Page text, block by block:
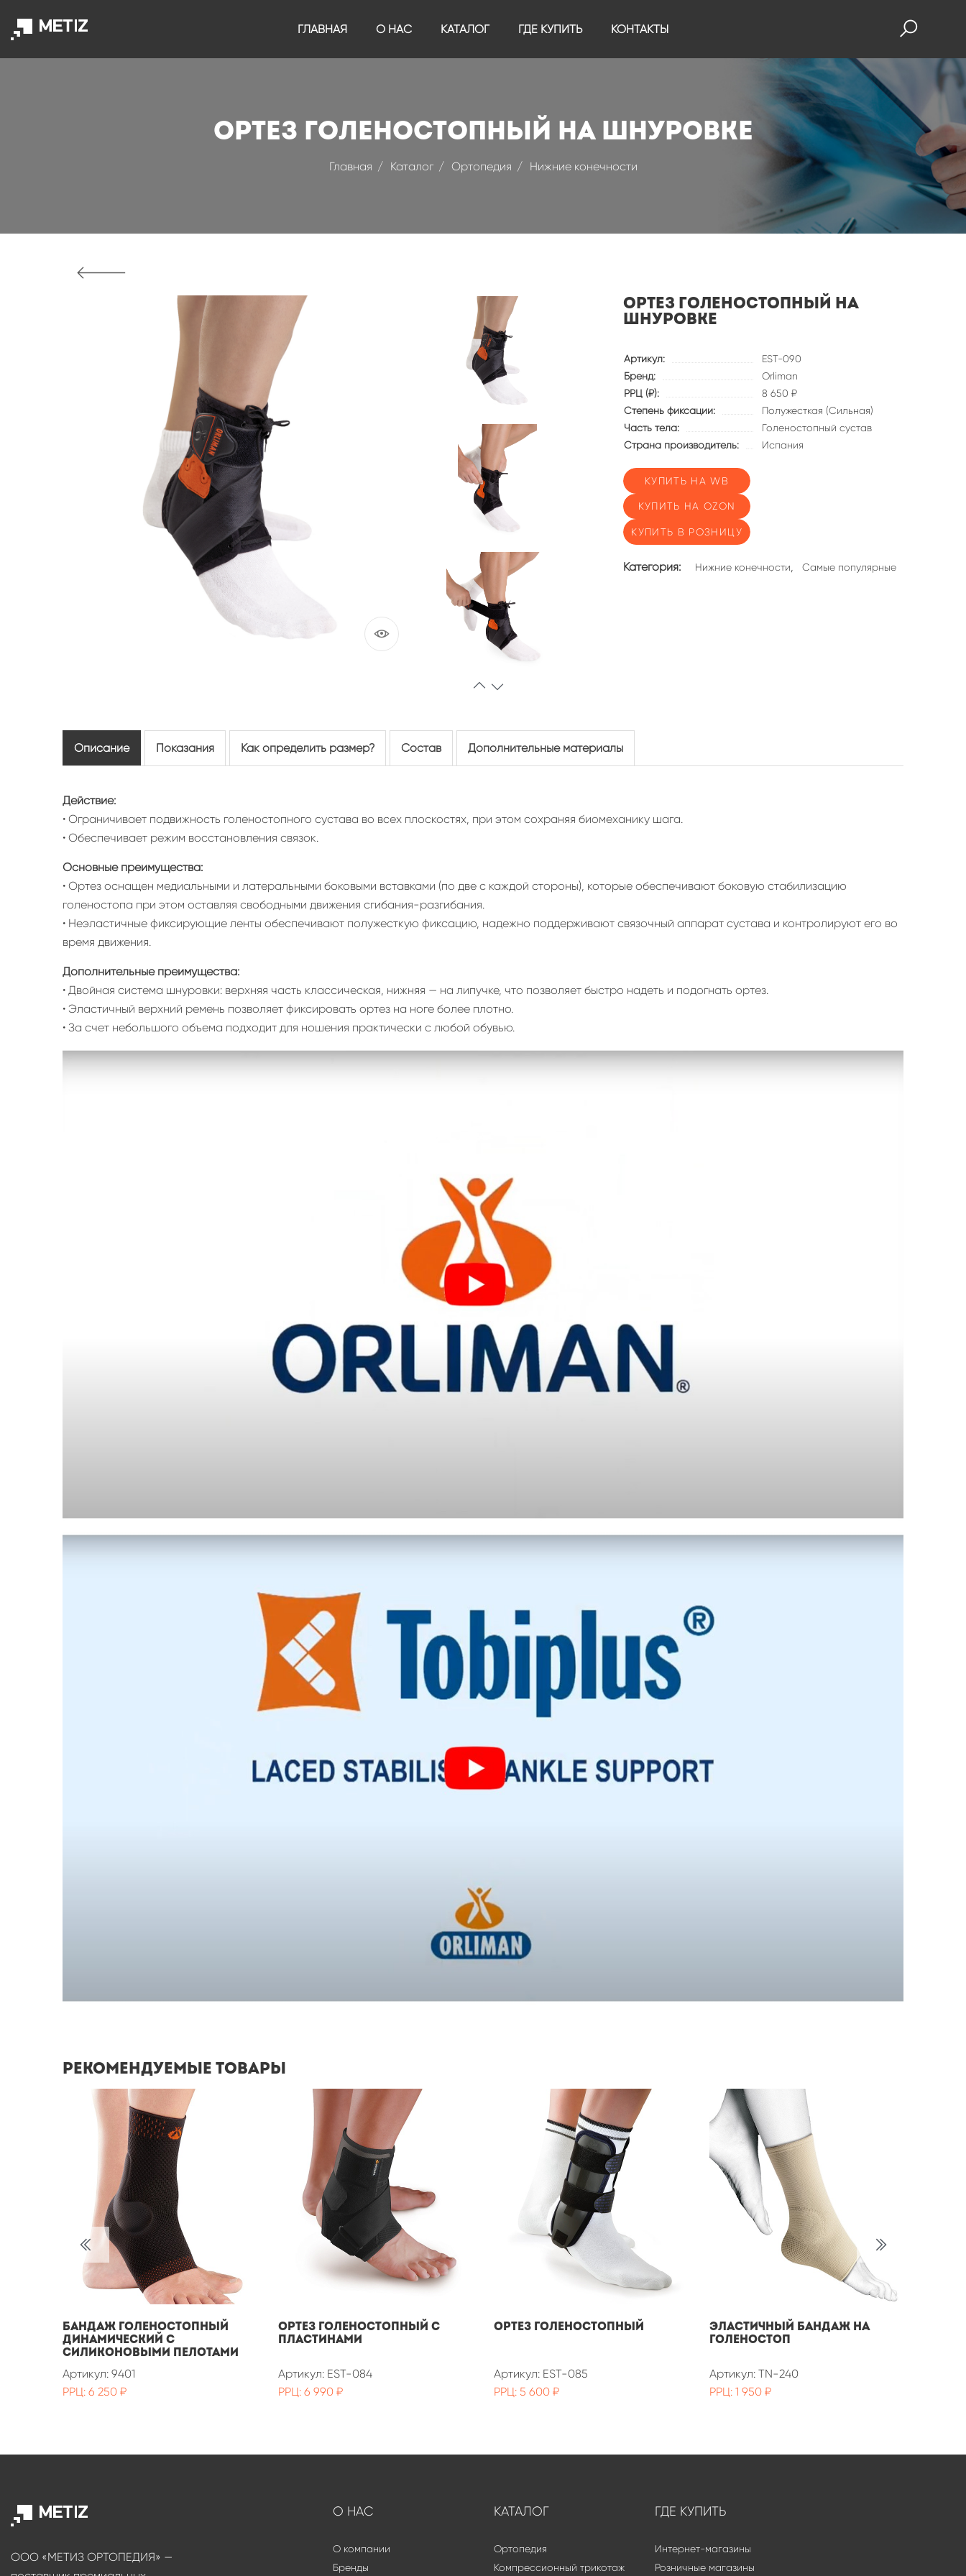
ГЛАВНАЯ О НАС КАТАЛОГ ГДЕ КУПИТЬ КОНТАКТЫ
Ортез голеностопный на шнуровке
Главная Каталог Ортопедия Нижние конечности
Ортез голеностопный на
шнуровке
Артикул:
EST-090
Бренд:
Orliman
РРЦ (₽):
8 650 ₽
Степень фиксации:
Полужесткая (Сильная)
Часть тела:
Голеностопный сустав
Страна производитель:
Испания
КУПИТЬ НА WB
КУПИТЬ НА OZON
КУПИТЬ В РОЗНИЦУ
Категория: Нижние конечности Самые популярные
Описание Показания Как определить размер? Состав Дополнительные материалы
Действие:
• Ограничивает подвижность голеностопного сустава во всех плоскостях, при этом сохраняя биомеханику шага.
• Обеспечивает режим восстановления связок.
Основные преимущества:
• Ортез оснащен медиальными и латеральными боковыми вставками (по две с каждой стороны), которые обеспечивают боковую стабилизацию
голеностопа при этом оставляя свободными движения сгибания-разгибания.
• Неэластичные фиксирующие ленты обеспечивают полужесткую фиксацию, надежно поддерживают связочный аппарат сустава и контролируют его во
время движения.
Дополнительные преимущества:
• Двойная система шнуровки: верхняя часть классическая, нижняя — на липучке, что позволяет быстро надеть и подогнать ортез.
• Эластичный верхний ремень позволяет фиксировать ортез на ноге более плотно.
• За счет небольшого объема подходит для ношения практически с любой обувью.
Рекомендуемые товары
Бандаж голеностопный
динамический с
силиконовыми пелотами
Артикул: 9401
РРЦ: 6 250 ₽
Ортез голеностопный с
пластинами
Артикул: EST-084
РРЦ: 6 990 ₽
Ортез голеностопный
Артикул: EST-085
РРЦ: 5 600 ₽
Эластичный бандаж на
голеностоп
Артикул: TN-240
РРЦ: 1 950 ₽
ООО «МЕТИЗ ОРТОПЕДИЯ» —
О НАС
О компании
Бренды
КАТАЛОГ
Ортопедия
Компрессионный трикотаж
ГДЕ КУПИТЬ
Интернет-магазины
Розничные магазины